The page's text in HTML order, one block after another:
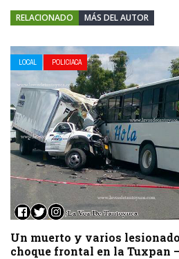
RELACIONADO MÁS DEL AUTOR
LOCAL POLICIACA
Un muerto y varios
choque frontal en la Tuxpan